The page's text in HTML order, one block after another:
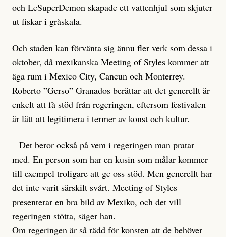
och LeSuperDemon skapade ett vattenhjul som skjuter
ut fiskar i gråskala.
Och staden kan förvänta sig ännu fler verk som dessa i
oktober, då mexikanska Meeting of Styles kommer att
äga rum i Mexico City, Cancun och Monterrey.
Roberto ”Gerso” Granados berättar att det generellt är
enkelt att få stöd från regeringen, eftersom festivalen
är lätt att legitime­ra i termer av konst och kultur.
– Det beror också på vem i regeringen man pratar
med. En person som har en kusin som målar kommer
till exempel troligare att ge oss stöd. Men generellt har
det inte varit särskilt svårt. Meeting of Styles
presenterar en bra bild av Mexiko, och det vill
regeringen stötta, säger han.
Om regeringen är så rädd för konsten att de behöver